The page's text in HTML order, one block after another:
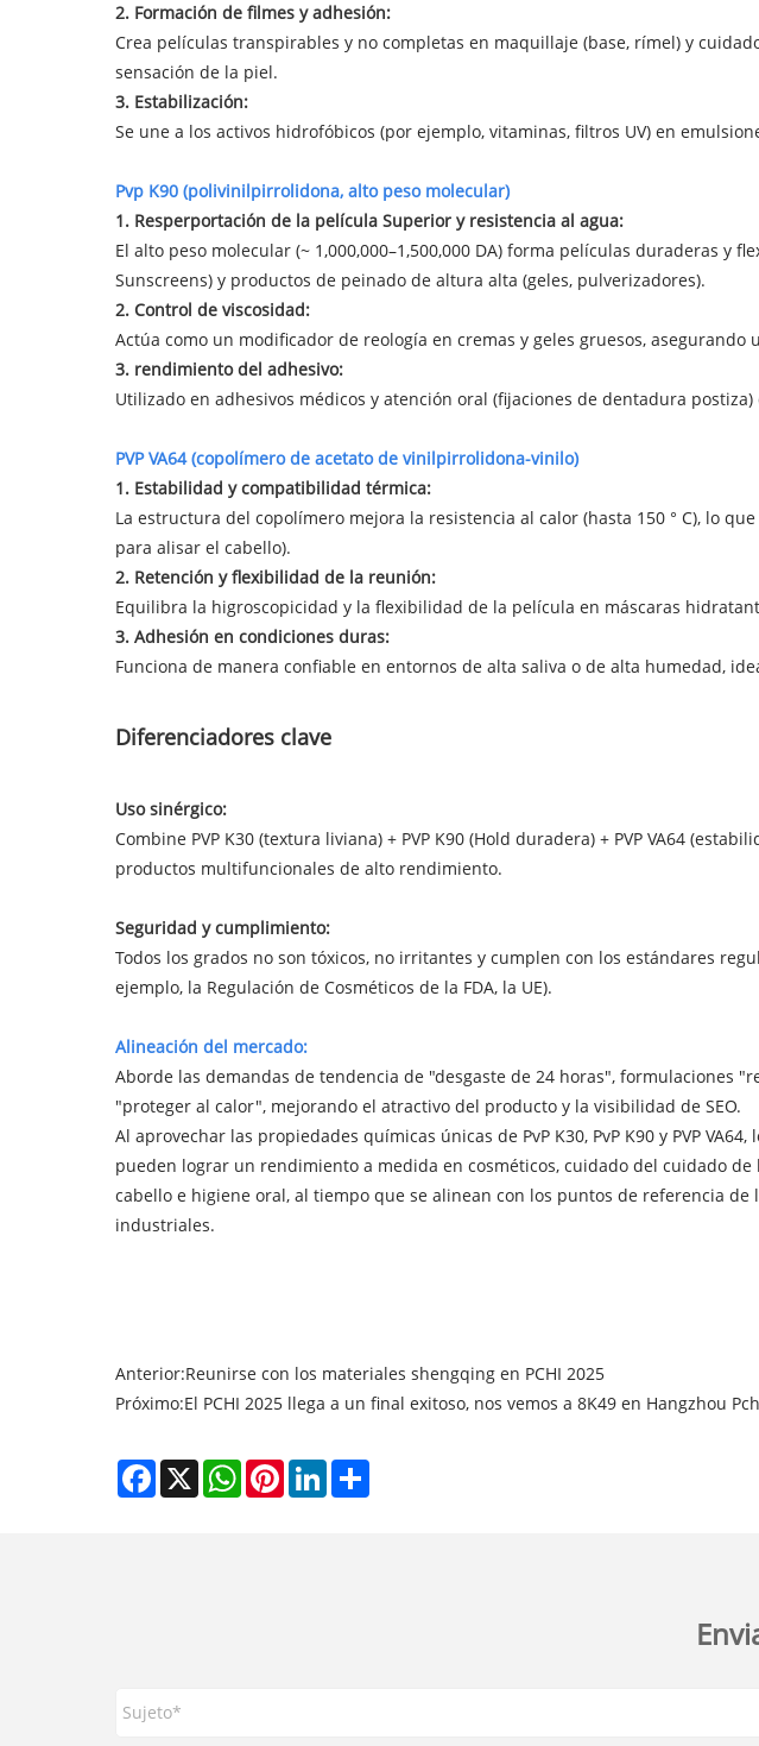
2. Formación de filmes y adhesión:
Crea películas transpirables y no completas en maquillaje (base, rímel) y
sensación de la piel.
3. Estabilización:
Se une a los activos hidrofóbicos (por ejemplo, vitaminas, filtros UV) en
Pvp K90 (polivinilpirrolidona, alto peso molecular)
1. Resperportación de la película Superior y resistencia al agua:
El alto peso molecular (~ 1,000,000–1,500,000 DA) forma películas duraderas y
Sunscreens) y productos de peinado de altura alta (geles, pulverizadores).
2. Control de viscosidad:
Actúa como un modificador de reología en cremas y geles gruesos,
3. rendimiento del adhesivo:
Utilizado en adhesivos médicos y atención oral (fijaciones de dentadura
PVP VA64 (copolímero de acetato de vinilpirrolidona-vinilo)
1. Estabilidad y compatibilidad térmica:
La estructura del copolímero mejora la resistencia al calor (hasta 150 ° C), lo
para alisar el cabello).
2. Retención y flexibilidad de la reunión:
Equilibra la higroscopicidad y la flexibilidad de la película en máscaras
3. Adhesión en condiciones duras:
Funciona de manera confiable en entornos de alta saliva o de alta humedad,
Diferenciadores clave
Uso sinérgico:
Combine PVP K30 (textura liviana) + PVP K90 (Hold duradera) + PVP VA64
productos multifuncionales de alto rendimiento.
Seguridad y cumplimiento:
Todos los grados no son tóxicos, no irritantes y cumplen con los estándares
ejemplo, la Regulación de Cosméticos de la FDA, la UE).
Alineación del mercado:
Aborde las demandas de tendencia de "desgaste de 24 horas", formulaciones
"proteger al calor", mejorando el atractivo del producto y la visibilidad de SEO.
Al aprovechar las propiedades químicas únicas de PvP K30, PvP K90 y PVP
pueden lograr un rendimiento a medida en cosméticos, cuidado del cuidado de
cabello e higiene oral, al tiempo que se alinean con los puntos de referencia de
industriales.
Anterior:Reunirse con los materiales shengqing en PCHI 2025
Próximo:El PCHI 2025 llega a un final exitoso, nos vemos a 8K49 en Hangzhou
Facebook
X WhatsAppPinterestLinkedIn